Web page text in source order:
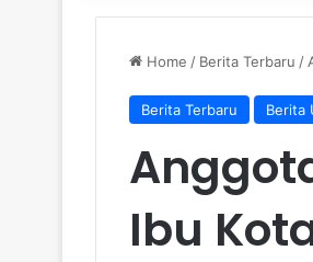
Home / Berita Terbaru /
Berita Terbaru Berita
Ibu